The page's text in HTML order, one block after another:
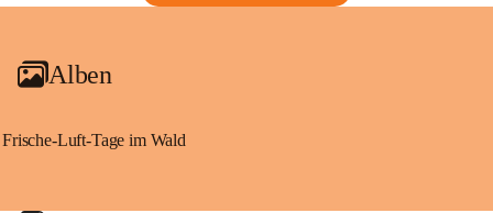
Alben
Frische-Luft-Tage im Wald